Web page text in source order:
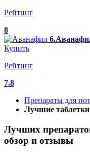
Рейтинг
8
Купить
Рейтинг
7.8
Препараты для
Лучшие
Лучших
обзор и отзывы